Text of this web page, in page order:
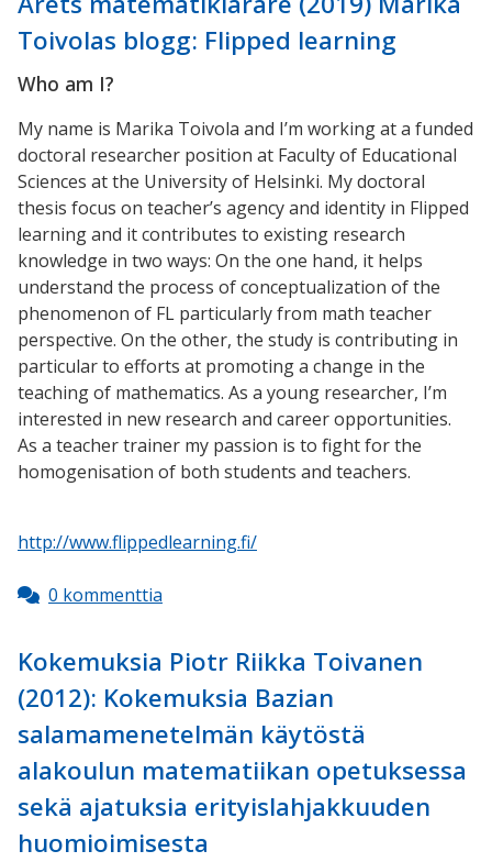
Toivolas blogg: Flipped learning
Who am I?
My name is Marika Toivola and I’m working at a funded
doctoral researcher position at Faculty of Educational
Sciences at the University of Helsinki. My doctoral
thesis focus on teacher’s agency and identity in Flipped
learning and it contributes to existing research
knowledge in two ways: On the one hand, it helps
understand the process of conceptualization of the
phenomenon of FL particularly from math teacher
perspective. On the other, the study is contributing in
particular to efforts at promoting a change in the
teaching of mathematics. As a young researcher, I’m
interested in new research and career opportunities.
As a teacher trainer my passion is to fight for the
homogenisation of both students and teachers.
http://www.flippedlearning.fi/
0 kommenttia
Kokemuksia Piotr Riikka Toivanen
(2012): Kokemuksia Bazian
salamamenetelmän käytöstä
alakoulun matematiikan opetuksessa
sekä ajatuksia erityislahjakkuuden
huomioimisesta